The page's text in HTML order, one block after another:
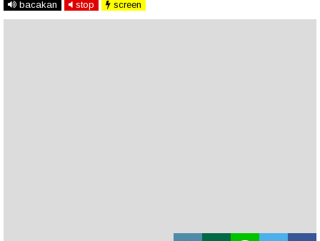
bacakan stop screen